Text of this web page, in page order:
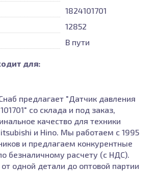
1824101701
12852
В пути
для:
предлагает "Датчик давления
со склада и под заказ,
качество для техники
и Hino. Мы работаем с 1995
и предлагаем конкурентные
безналичному расчету (с НДС).
одной детали до оптовой партии